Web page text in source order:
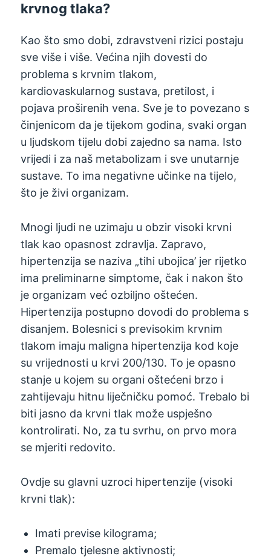
krvnog tlaka?
Kao što smo dobi, zdravstveni rizici postaju
sve više i više. Većina njih dovesti do
problema s krvnim tlakom,
kardiovaskularnog sustava, pretilost, i
pojava proširenih vena. Sve je to povezano s
činjenicom da je tijekom godina, svaki organ
u ljudskom tijelu dobi zajedno sa nama. Isto
vrijedi i za naš metabolizam i sve unutarnje
sustave. To ima negativne učinke na tijelo,
što je živi organizam.
Mnogi ljudi ne uzimaju u obzir visoki krvni
tlak kao opasnost zdravlja. Zapravo,
hipertenzija se naziva „tihi ubojica’ jer rijetko
ima preliminarne simptome, čak i nakon što
je organizam već ozbiljno oštećen.
Hipertenzija postupno dovodi do problema s
disanjem. Bolesnici s previsokim krvnim
tlakom imaju maligna hipertenzija kod koje
su vrijednosti u krvi 200/130. To je opasno
stanje u kojem su organi oštećeni brzo i
zahtijevaju hitnu liječničku pomoć. Trebalo bi
biti jasno da krvni tlak može uspješno
kontrolirati. No, za tu svrhu, on prvo mora
se mjeriti redovito.
Ovdje su glavni uzroci hipertenzije (visoki
krvni tlak):
Imati previse kilograma;
Premalo tjelesne aktivnosti;